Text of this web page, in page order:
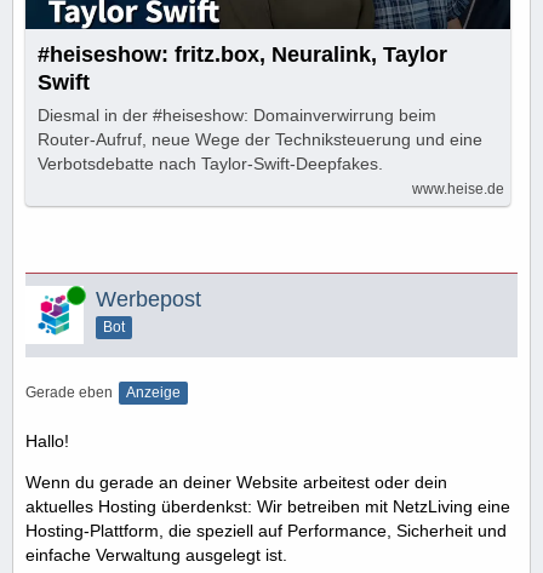
#heiseshow: fritz.box, Neuralink, Taylor
Swift
Diesmal in der #heiseshow: Domainverwirrung beim
Router-Aufruf, neue Wege der Techniksteuerung und eine
Verbotsdebatte nach Taylor-Swift-Deepfakes.
www.heise.de
Online Werbepost
Bot
Gerade eben Anzeige
Hallo!
Wenn du gerade an deiner Website arbeitest oder dein
aktuelles Hosting überdenkst: Wir betreiben mit NetzLiving eine
Hosting-Plattform, die speziell auf Performance, Sicherheit und
einfache Verwaltung ausgelegt ist.